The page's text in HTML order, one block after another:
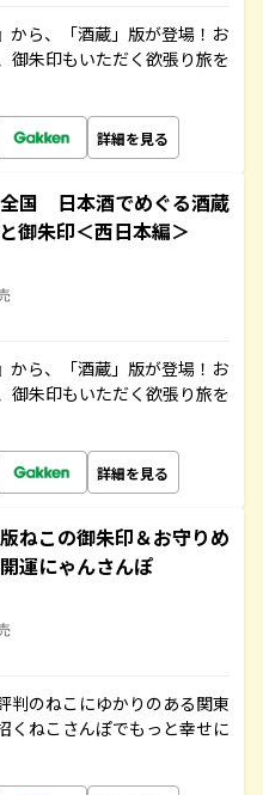
から、「酒蔵」版が登場！お
御朱印もいただく欲張り旅を
詳細を見る
国 日本酒でめぐる酒蔵
御朱印＜西日本編＞
から、「酒蔵」版が登場！お
御朱印もいただく欲張り旅を
詳細を見る
ねこの御朱印＆お守りめ
運にゃんさんぽ
判のねこにゆかりのある関東
くねこさんぽでもっと幸せに